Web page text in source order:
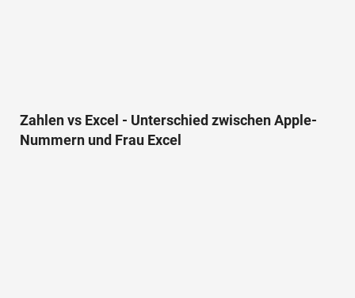
Zahlen vs Excel - Unterschied zwischen Apple-
Nummern und Frau Excel